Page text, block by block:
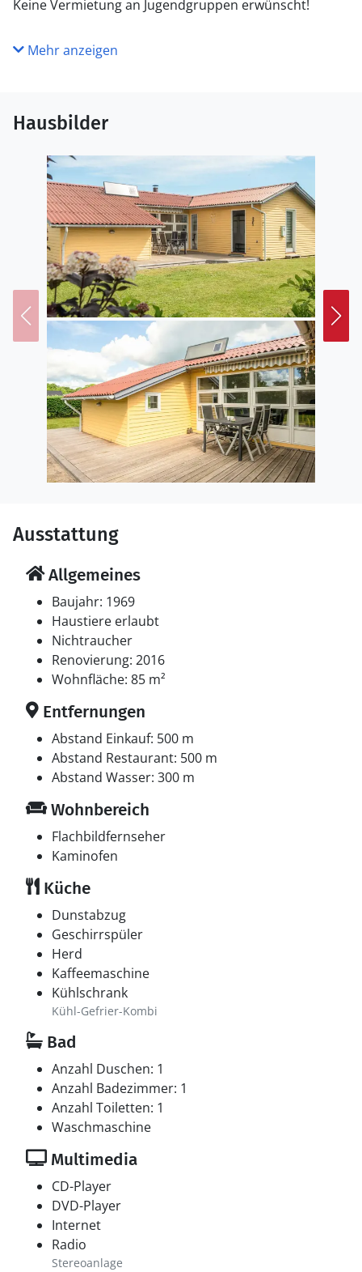
Keine Vermietung an Jugendgruppen erwünscht!
Mehr anzeigen
Hausbilder
Ausstattung
Allgemeines
Baujahr: 1969
Haustiere erlaubt
Nichtraucher
Renovierung: 2016
Wohnfläche: 85 m²
Entfernungen
Abstand Einkauf: 500 m
Abstand Restaurant: 500 m
Abstand Wasser: 300 m
Wohnbereich
Flachbildfernseher
Kaminofen
Küche
Dunstabzug
Geschirrspüler
Herd
Kaffeemaschine
Kühlschrank
Kühl-Gefrier-Kombi
Bad
Anzahl Duschen: 1
Anzahl Badezimmer: 1
Anzahl Toiletten: 1
Waschmaschine
Multimedia
CD-Player
DVD-Player
Internet
Radio
Stereoanlage